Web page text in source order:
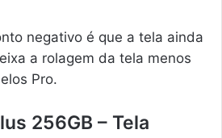
negativo é que a tela ainda
a rolagem da tela menos
Pro.
256GB – Tela